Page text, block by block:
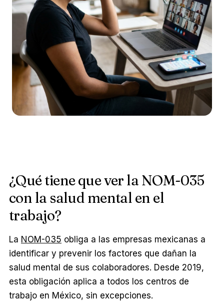
¿Qué tiene que ver la NOM-035
con la salud mental en el
trabajo?
La NOM-035 obliga a las empresas mexicanas a
identificar y prevenir los factores que dañan la
salud mental de sus colaboradores. Desde 2019,
esta obligación aplica a todos los centros de
trabajo en México, sin excepciones.